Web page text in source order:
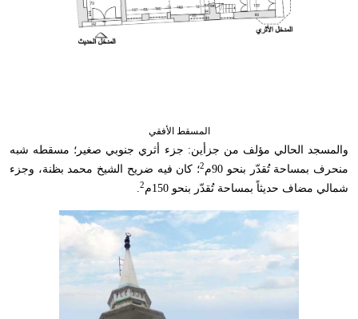
المسقط الأفقي
والمسجد الحالي مؤلف من جزأين: جزء أثري جنوبي صغير؛ مسقطه شبه
منحرف بمساحة تُقدّر بنحو 90م
2؛ كان فيه ضريح الشيخ محمد بظنة، وجزء
شمالي مضاف حديثاً بمساحة تُقدّر بنحو 150م
2
.